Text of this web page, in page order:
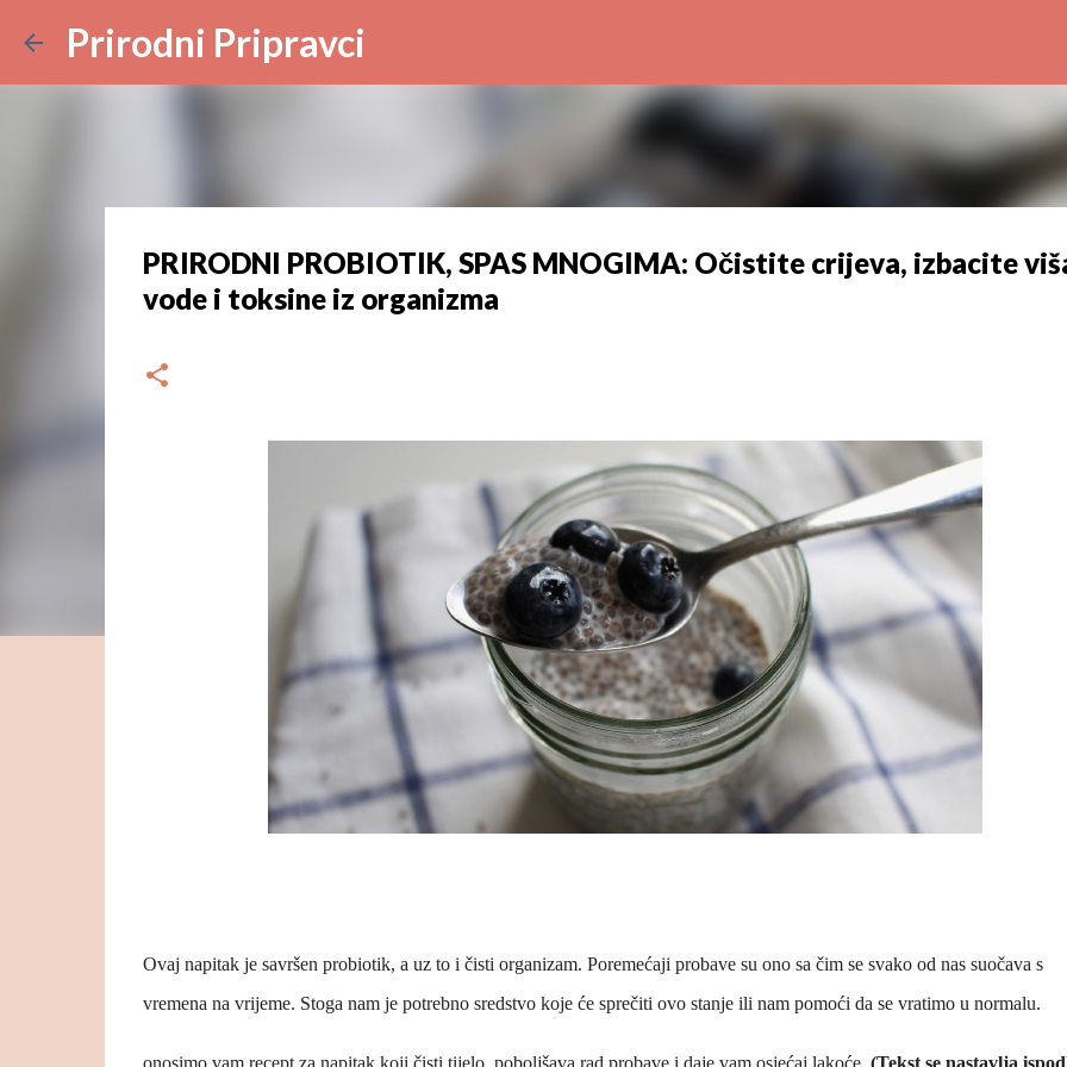
Prirodni Pripravci
PRIRODNI PROBIOTIK, SPAS MNOGIMA: Očistite crijeva, izbacite
vode i toksine iz organizma
Ovaj napitak je savršen probiotik, a uz to i čisti organizam. Poremećaji probave su ono sa čim se svako od nas suočava s
vremena na vrijeme. Stoga nam je potrebno sredstvo koje će sprečiti ovo stanje ili nam pomoći da se vratimo u normalu.
onosimo vam recept za napitak koji čisti tijelo, poboljšava rad probave i daje vam osjećaj lakoće. (Tekst se nastavlja